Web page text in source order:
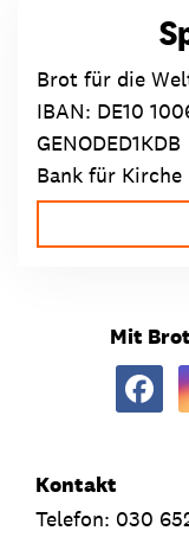
Brot für die
IBAN: DE10
GENODED1KDB
Bank für
Mit
Kontakt
Telefon: 030